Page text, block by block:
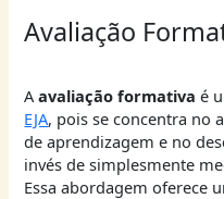
Avaliação
Aavaliação formativa é
EJA, pois se concentra no
de aprendizagem e no
invés de simplesmente
Essa abordagem oferece